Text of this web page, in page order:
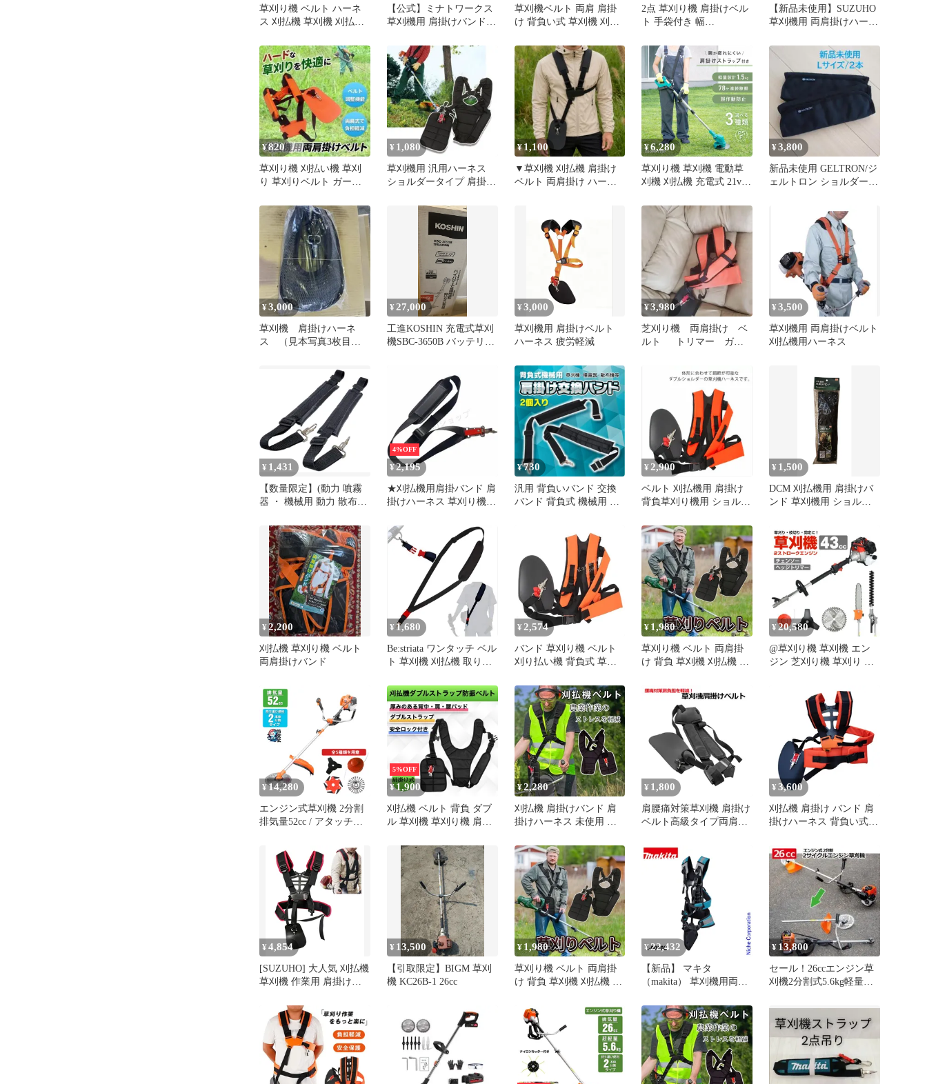
草刈り機 ベルト ハーネ
ス 刈払機 草刈機 刈払い
【公式】ミナトワークス
草刈機用 肩掛けバンド
ベルト [刈払機 肩掛けベ
ルト 予備ベルト]
草刈機ベルト 両肩 肩掛
け 背負い式 草刈機 刈払
バンド ハーネス 芝刈り
パーツ 除草 腰当て 農具
2点 草刈り機 肩掛けベル
ト 手袋付き 幅
【新品未使用】SUZUHO
草刈機用 両肩掛けハーネ
¥820
草刈り機 刈払い機 草刈
り 草刈りベルト ガーデ
業
¥ 1,080
草刈機用 汎用ハーネス
ショルダータイプ 肩掛け
¥1,100
▼草刈機 刈払機 肩掛け
ベルト 両肩掛け ハーネ
¥6,280
草刈り機 草刈機 電動草
刈機 刈払機 充電式 21v
プソー ナイロンブレード
カッター
¥3,800
新品未使用 GELTRON/ジ
ェルトロン ショルダーパ
¥3,000
草刈機 肩掛けハーネ
ス （見本写真3枚目か
¥ 27,000
工進KOSHIN 充電式草刈
機SBC-3650B バッテリー
¥3,000
草刈機用 肩掛けベルト
ハーネス 疲労軽減
¥3,980
芝刈り機 両肩掛け ベ
ルト トリマー ガー
¥ 3,500
草刈機用 両肩掛けベルト
刈払機用ハーネス
¥ 1,431
【数量限定】(動力 噴霧
器 ・ 機械用 動力 散布機
換バンド 背負いバンド
(２本セット)
4%OFF
¥2,195
★刈払機用肩掛バンド 肩
掛けハーネス 草刈り機
刈機 作業用 肩掛けバン
ド 省力 防振 人気 多機能
男女兼用
¥730
汎用 背負いバンド 交換
バンド 背負式 機械用 動
散布 ベルト フリー 2個
¥ 2,900
ベルト 刈払機用 肩掛け
背負草刈り機用 ショルダ
伸縮 左右 軽減 サポート
M250418-297
¥ 1,500
DCM 刈払機用 肩掛けバ
ンド 草刈機用 ショルダ
¥ 2,200
刈払機 草刈り機 ベルト
両肩掛けバンド
¥1,680
Be:striata ワンタッチ ベル
ト 草刈機 刈払機 取り外
ョルダー (赤, 最長90cm)
¥ 2,574
バンド 草刈り機 ベルト
刈り払い機 背負式 草刈
けベルト しっかりベルト
ショルダー 両肩 背負草
刈り機用
¥ 1,980
草刈り機 ベルト 両肩掛
け 背負 草刈機 刈払機 ダ
払い機 ショルダー 肩掛
け 背負式 電動草刈り機
両肩掛けベルト 両肩ハー
ネス ベルトフック 背負
いベルト 両肩ベルト 防
振ベルト 肩掛けベルト
ショルダー刈り払い機 草
刈機ベルト
¥20,580
@草刈り機 草刈機 エン
ジン 芝刈り機 草刈り ナ
チェーンソー 高枝切り
ヘッジトリマー 肩掛けベ
ルト 刈払機 sg068
¥14,280
エンジン式草刈機 2分割
排気量52cc / アタッチメ
ソー/ナイロンカッター/
切込三枚刃/ワイヤーブレ
ード/6刃トリマーヘッド)
芝刈り機 軽量
5%OFF
¥1,900
刈払機 ベルト 背負 ダブ
ル 草刈機 草刈り機 肩掛
¥2,280
刈払機 肩掛けバンド 肩
掛けハーネス 未使用 背
ベルト ダブル型ワイド
taizhi01
¥ 1,800
肩腰痛対策草刈機 肩掛け
ベルト高級タイプ両肩ベ
付き 農作業 ガーデニン
グ 軽量 草刈り機用 アク
セサリー 調整可能 軽量
耐久性抜群 腰痛対策 草
刈り機用 刈払機用 庭仕
事 作業用アクセサリー
¥ 3,600
刈払機 肩掛け バンド 肩
掛けハーネス 背負い式
ダブル型ワイド 腰パッド
つき 刈払機用品 腰ベル
ト付きでラクラク
¥ 4,854
[SUZUHO] 大人気 刈払機
草刈機 作業用 肩掛けバ
ーベルト ダブルタイプ
B0GH1HC9JP 0
¥ 13,500
【引取限定】BIGM 草刈
機 KC26B-1 26cc
¥ 1,980
草刈り機 ベルト 両肩掛
け 背負 草刈機 刈払機 ダ
¥22,432
【新品】 マキタ
（makita） 草刈機用両肩
用
¥ 13,800
セール！26ccエンジン草
刈機2分割式5.6kg軽量設